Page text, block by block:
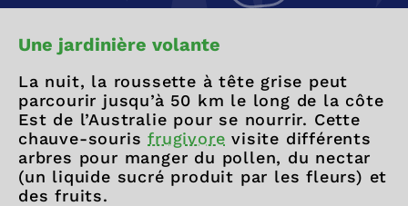
Une jardinière volante
La nuit, la roussette à tête grise peut
parcourir jusqu’à 50 km le long de la côte
Est de l’Australie pour se nourrir. Cette
chauve-sourisfrugivore visite différents
arbres pour manger du pollen, du nectar
(un liquide sucré produit par les fleurs) et
des fruits.